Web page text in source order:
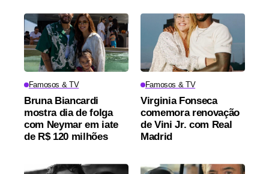
Famosos & TV
Bruna Biancardi
mostra dia de folga
com Neymar em iate
de R$ 120 milhões
Famosos & TV
Virginia Fonseca
comemora renovação
de Vini Jr. com Real
Madrid